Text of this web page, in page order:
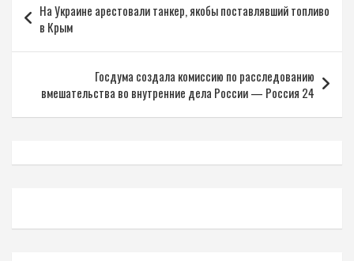
по
записям
На Украине арестовали танкер, якобы поставлявший топливо
в Крым
Госдума создала комиссию по расследованию
вмешательства во внутренние дела России — Россия 24